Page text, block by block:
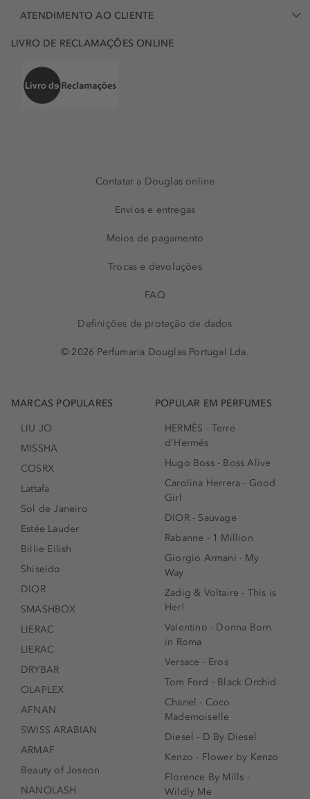
ATENDIMENTO AO CLIENTE
LIVRO DE RECLAMAÇÕES ONLINE
Contatar a Douglas online
Envios e entregas
Meios de pagamento
Trocas e devoluções
FAQ
Definições de proteção de dados
© 2026 Perfumaria Douglas Portugal Lda.
MARCAS POPULARES
LIU JO
MISSHA
COSRX
Lattafa
Sol de Janeiro
Estée Lauder
Billie Eilish
Shiseido
DIOR
SMASHBOX
LIERAC
LIERAC
DRYBAR
OLAPLEX
AFNAN
SWISS ARABIAN
ARMAF
Beauty of Joseon
NANOLASH
POPULAR EM PERFUMES
HERMÈS - Terre
d'Hermés
Hugo Boss - Boss Alive
Carolina Herrera - Good
Girl
DIOR - Sauvage
Rabanne - 1 Million
Giorgio Armani - My
Way
Zadig & Voltaire - This is
Her!
Valentino - Donna Born
in Roma
Versace - Eros
Tom Ford - Black Orchid
Chanel - Coco
Mademoiselle
Diesel - D By Diesel
Kenzo - Flower by Kenzo
Florence By Mills -
Wildly Me